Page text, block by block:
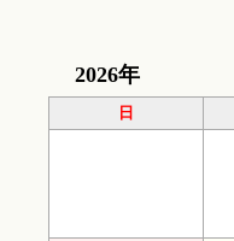
2026年
日